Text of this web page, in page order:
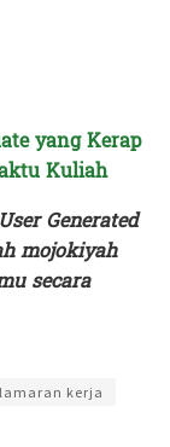
yang Kerap
Kuliah
Generated
mojokiyah
secara
lamaran kerja